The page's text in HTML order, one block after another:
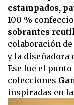
estampados,
100 %
sobrantes
colaboración de
y la diseñadora
Ese fue el
colecciones
inspiradas en